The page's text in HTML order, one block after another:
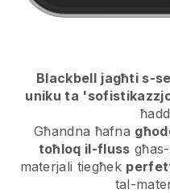
Blackbell jagħti s-
uniku ta
Għandna ħafna
toħloq il-fluss
materjali tiegħek
tal-